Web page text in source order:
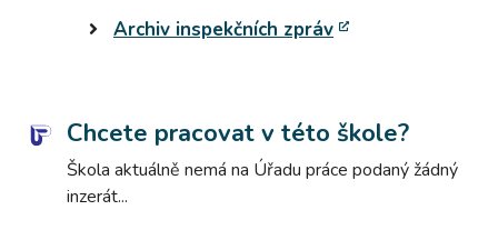
Archiv inspekčních zpráv
Chcete pracovat v této škole?
Škola aktuálně nemá na Úřadu práce podaný žádný
inzerát...